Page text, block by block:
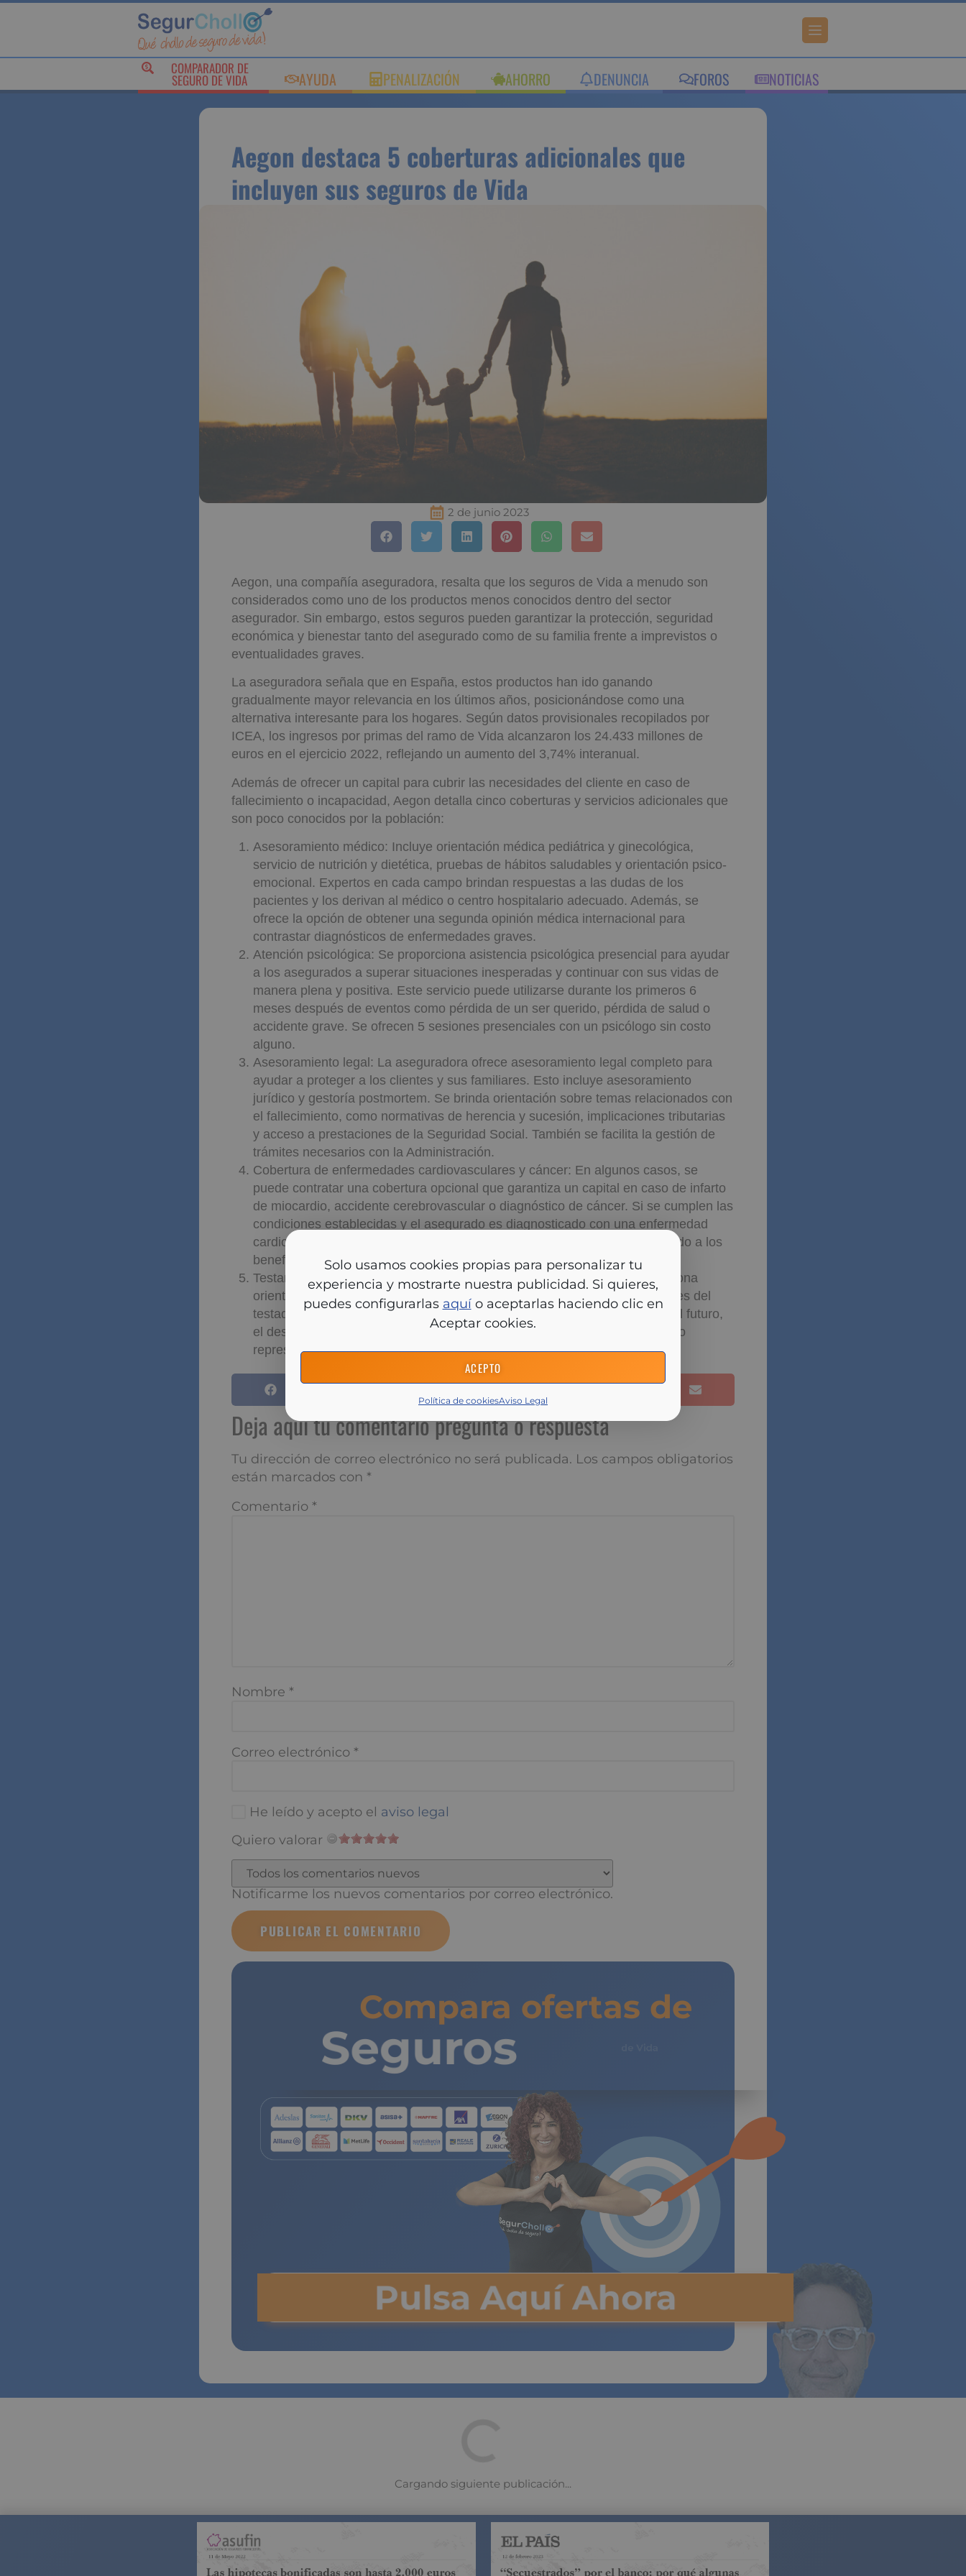
Solo usamos cookies propias para personalizar tu experiencia
y mostrarte nuestra publicidad. Si quieres, puedes configurarlas
aquío aceptarlas haciendo clic en Aceptar cookies.
COMPARADOR DE
SEGURO DE VIDA AYUDA PENALIZACIÓN AHORRO DENUNCIA FOROS NOTICIAS
Aegon destaca 5 coberturas adicionales
que incluyen sus seguros de Vida
2 de junio 2023
Aegon, una compañía aseguradora, resalta que los seguros de Vida a menudo son
considerados como uno de los productos menos conocidos dentro del sector
asegurador. Sin embargo, estos seguros pueden garantizar la protección, seguridad
económica y bienestar tanto del asegurado como de su familia frente a imprevistos o
eventualidades graves.
La aseguradora señala que en España, estos productos han ido ganando
gradualmente mayor relevancia en los últimos años, posicionándose como una
alternativa interesante para los hogares. Según datos provisionales recopilados por
ICEA, los ingresos por primas del ramo de Vida alcanzaron los 24.433 millones de
euros en el ejercicio 2022, reflejando un aumento del 3,74% interanual.
Además de ofrecer un capital para cubrir las necesidades del cliente en caso de
fallecimiento o incapacidad, Aegon detalla cinco coberturas y servicios adicionales que
son poco conocidos por la población:
Asesoramiento médico: Incluye orientación médica pediátrica y ginecológica,
servicio de nutrición y dietética, pruebas de hábitos saludables y orientación psico-
emocional. Expertos en cada campo brindan respuestas a las dudas de los
pacientes y los derivan al médico o centro hospitalario adecuado. Además, se
ofrece la opción de obtener una segunda opinión médica internacional para
contrastar diagnósticos de enfermedades graves.
Atención psicológica: Se proporciona asistencia psicológica presencial para ayudar
a los asegurados a superar situaciones inesperadas y continuar con sus vidas de
manera plena y positiva. Este servicio puede utilizarse durante los primeros 6
meses después de eventos como pérdida de un ser querido, pérdida de salud o
accidente grave. Se ofrecen 5 sesiones presenciales con un psicólogo sin costo
alguno.
Asesoramiento legal: La aseguradora ofrece asesoramiento legal completo para
ayudar a proteger a los clientes y sus familiares. Esto incluye asesoramiento
jurídico y gestoría postmortem. Se brinda orientación sobre temas relacionados con
el fallecimiento, como normativas de herencia y sucesión, implicaciones tributarias
y acceso a prestaciones de la Seguridad Social. También se facilita la gestión de
trámites necesarios con la Administración.
Cobertura de enfermedades cardiovasculares y cáncer: En algunos casos, se
puede contratar una cobertura opcional que garantiza un capital en caso de infarto
de miocardio, accidente cerebrovascular o diagnóstico de cáncer. Si se cumplen las
condiciones establecidas y el asegurado es diagnosticado con una enfermedad
cardiovascular o cáncer, la entidad aseguradora pagará el capital asegurado a los
beneficiarios.
Testamento vital: A través del servicio de asesoramiento legal, se proporciona
orientación sobre el testamento vital. Este documento recoge las voluntades del
testador con respecto a los cuidados y tratamientos que desea recibir en el futuro,
el destino de su cuerpo y órganos al fallecer, y la persona que desea que lo
represente en caso de no poder decidir por sí mismo.
Deja aquí tu comentario pregunta o respuesta
Tu dirección de correo electrónico no será publicada. Los campos obligatorios están
marcados con*
Comentario*
Nombre*
Correo electrónico*
He leído y acepto elaviso legal
Quiero valorar
Notificarme los nuevos comentarios por correo electrónico.
Compara ofertas de
Seguros
Pulsa Aquí Ahora
ventas por la negativa de la banca a pagar
más por los depósitos